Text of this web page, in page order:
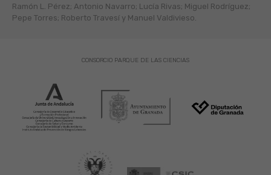
Ramón L. Pérez; Antonio Navarro; Lucía Rivas; Miguel Rodríguez;
Pepe Torres; Roberto Travesí y Manuel Valdivieso.
CONSORCIO PARQUE DE LAS CIENCIAS